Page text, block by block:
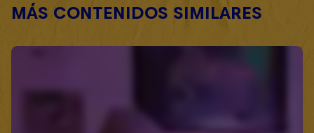
MÁS CONTENIDOS SIMILARES